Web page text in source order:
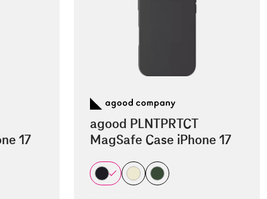
17
agood PLNTPRTCT
MagSafe Case iPhone 17